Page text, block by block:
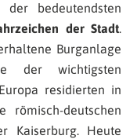
bedeutendsten
der Stadt.
Burganlage
der wichtigsten
residierten in
deutschen
Kaiserburg. Heute